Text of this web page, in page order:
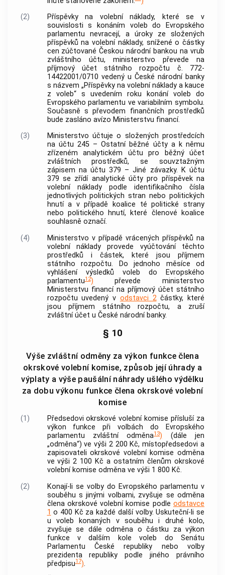
(2)
Příspěvky na volební náklady, které se v
souvislosti s konáním voleb do Evropského
parlamentu nevracejí, a úroky ze složených
příspěvků na volební náklady, snížené o částky
cen zúčtované Českou národní bankou na vrub
zvláštního účtu, ministerstvo převede na
příjmový účet státního rozpočtu č. 772-
14422001/0710 vedený u České národní banky
s názvem „Příspěvky na volební náklady a kauce
z voleb“ s uvedením roku konání voleb do
Evropského parlamentu ve variabilním symbolu.
Současně s převodem finančních prostředků
bude zasláno avízo Ministerstvu financí.
(3)
Ministerstvo účtuje o složených prostředcích
na účtu 245 – Ostatní běžné účty a k němu
zřízeném analytickém účtu pro běžný účet
zvláštních prostředků, se souvztažným
zápisem na účtu 379 – Jiné závazky. K účtu
379 se zřídí analytické účty pro příspěvek na
volební náklady podle identifikačního čísla
jednotlivých politických stran nebo politických
hnutí a v případě koalice té politické strany
nebo politického hnutí, které členové koalice
souhlasně označí.
(4)
Ministerstvo v případě vrácených příspěvků na
volební náklady provede vyúčtování těchto
prostředků i částek, které jsou příjmem
státního rozpočtu. Do jednoho měsíce od
vyhlášení výsledků voleb do Evropského
parlamentu12) převede ministerstvo
Ministerstvu financí na příjmový účet státního
rozpočtu uvedený v odstavci 2částky, které
jsou příjmem státního rozpočtu, a zruší
zvláštní účet u České národní banky.
§ 10
Výše zvláštní odměny za výkon funkce člena
okrskové volební komise, způsob její úhrady a
výplaty a výše paušální náhrady ušlého výdělku
za dobu výkonu funkce člena okrskové volební
komise
(1)
Předsedovi okrskové volební komise přísluší za
výkon funkce při volbách do Evropského
parlamentu zvláštní odměna13) (dále jen
„odměna“) ve výši 2 200 Kč, místopředsedovi a
zapisovateli okrskové volební komise odměna
ve výši 2 100 Kč a ostatním členům okrskové
volební komise odměna ve výši 1 800 Kč.
(2)
Konají-li se volby do Evropského parlamentu v
souběhu s jinými volbami, zvyšuje se odměna
člena okrskové volební komise podle odstavce
1 o 400 Kč za každé další volby. Uskuteční-li se
u voleb konaných v souběhu i druhé kolo,
zvyšuje se dále odměna o částku za výkon
funkce v dalším kole voleb do Senátu
Parlamentu České republiky nebo volby
prezidenta republiky podle jiného právního
předpisu17).